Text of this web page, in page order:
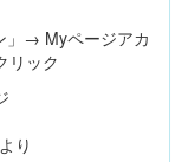
」→ Myページアカ
リック
り